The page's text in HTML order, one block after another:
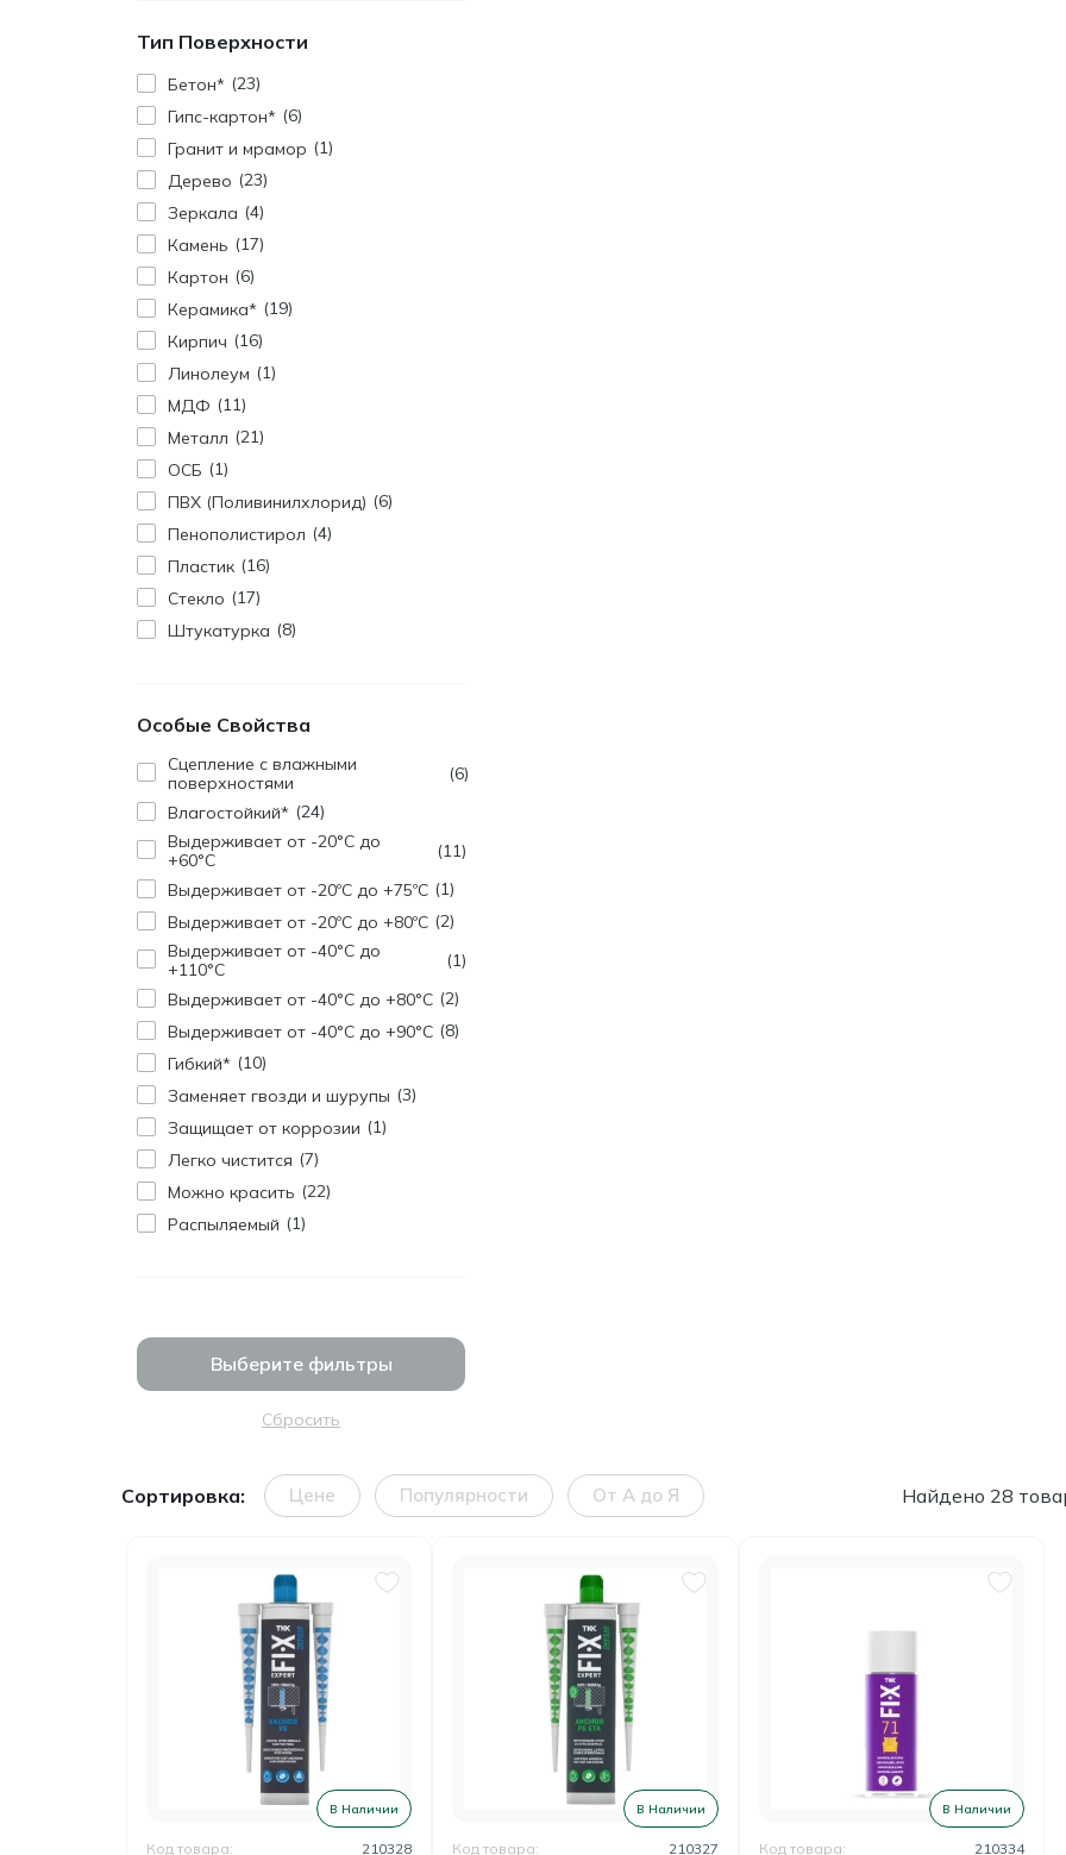
Тип Поверхности
Бетон*
23
Гипс-картон*
6
Гранит и мрамор
1
Дерево
23
Зеркала
4
Камень
17
Картон
6
Керамика*
19
Кирпич
16
Линолеум
1
МДФ
11
Металл
21
ОСБ
1
ПВХ (Поливинилхлорид)
6
Пенополистирол
4
Пластик
16
Стекло
17
Штукатурка
8
Особые Свойства
Cцепление с влажными
поверхностями
6
Влагостойкий*
24
Выдерживает от -20°C до
+60°C
11
Выдерживает от -20ºC до +75ºC
1
Выдерживает от -20ºC до +80ºC 2
Выдерживает от -40°C до
+110°C
1
Выдерживает от -40°C до +80°C 2
Выдерживает от -40°C до +90°C
8
Гибкий*
10
Заменяет гвозди и шурупы
3
Защищает от коррозии
1
Легко чистится
7
Можно красить
22
Распыляемый
1
Сбросить
Выберите фильтры
Сортировка: Цене Популярности От А до Я Найдено 28
В Наличии
Код товара: 210328
В Наличии
Код товара: 210327
В Наличии
Код товара: 210334